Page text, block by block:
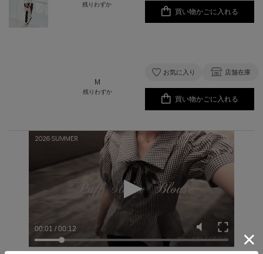
残りわずか
買い物かごに入れる
M
残りわずか
お気に入り 店舗在庫
買い物かごに入れる
00:02 / 00:12